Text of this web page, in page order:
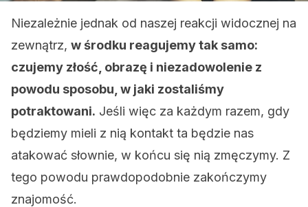
Niezależnie jednak od naszej reakcji widocznej na
zewnątrz, w środku reagujemy tak samo:
czujemy złość, obrazę i niezadowolenie z
powodu sposobu, w jaki zostaliśmy
potraktowani. Jeśli więc za każdym razem, gdy
będziemy mieli z nią kontakt ta będzie nas
atakować słownie, w końcu się nią zmęczymy. Z
tego powodu prawdopodobnie zakończymy
znajomość.